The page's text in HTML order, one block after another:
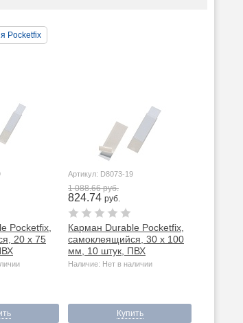
Pocketfix
Pocketfix,
20 х 75
Артикул: D8073-19
1 088.66 руб.
824.74 руб.
Карман Durable Pocketfix,
самоклеящийся, 30 х 100
мм, 10 штук, ПВХ
Наличие: Нет в наличии
Купить